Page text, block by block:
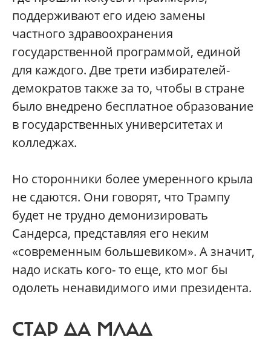
поддерживают его идею замены
частного здравоохранения
государственной программой, единой
для каждого. Две трети избирателей-
демократов также за то, чтобы в стране
было внедрено бесплатное образование
в государственных университетах и
колледжах.
Но сторонники более умеренного крыла
не сдаются. Они говорят, что Трампу
будет не трудно демонизировать
Сандерса, представляя его неким
«современным большевиком». А значит,
надо искать кого- то еще, кто мог бы
одолеть ненавидимого ими президента.
СТАР ДА МЛАД